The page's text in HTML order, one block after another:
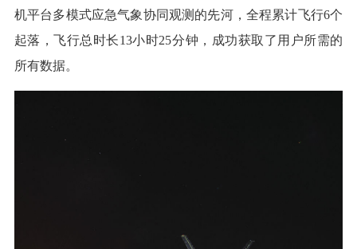
机平台多模式应急气象协同观测的先河，全程累计飞行6个
起落，飞行总时长13小时25分钟，成功获取了用户所需的
所有数据。